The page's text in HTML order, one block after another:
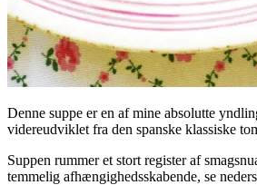
Denne suppe er en af mine absolutte
videreudviklet fra den spanske klassiske
Suppen rummer et stort register af
temmelig afhængighedsskabende, se